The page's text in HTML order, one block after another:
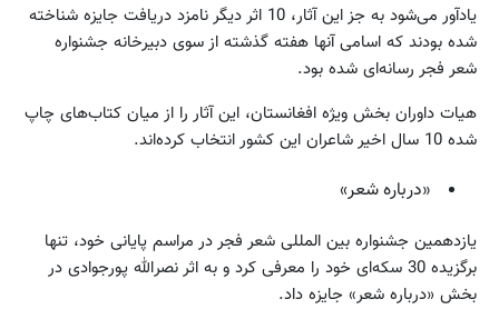
یادآور می‌شود به جز این آثار، 10 اثر دیگر نامزد دریافت جایزه شناخته
شده بودند که اسامی آنها هفته گذشته از سوی دبیرخانه جشنواره
شعر فجر رسانه‌ای شده بود.
هیات داوران بخش ویژه افغانستان، این آثار را از میان کتاب‌های چاپ
شده 10 سال اخیر شاعران این کشور انتخاب کرده‌اند.
«درباره شعر»
یازدهمین جشنواره بین المللی شعر فجر در مراسم پایانی خود، تنها
برگزیده 30 سکه‌ای خود را معرفی کرد و به اثر نصرالله پورجوادی در
بخش «درباره شعر» جایزه داد.